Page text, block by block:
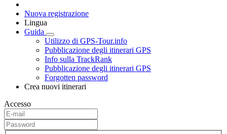
Nuova registrazione
Lingua
Guida
Utilizzo di GPS-Tour.info
Pubblicazione degli itinerari GPS
Info sulla TrackRank
Pubblicazione degli itinerari GPS
Forgotten password
Crea nuovi itinerari
Accesso